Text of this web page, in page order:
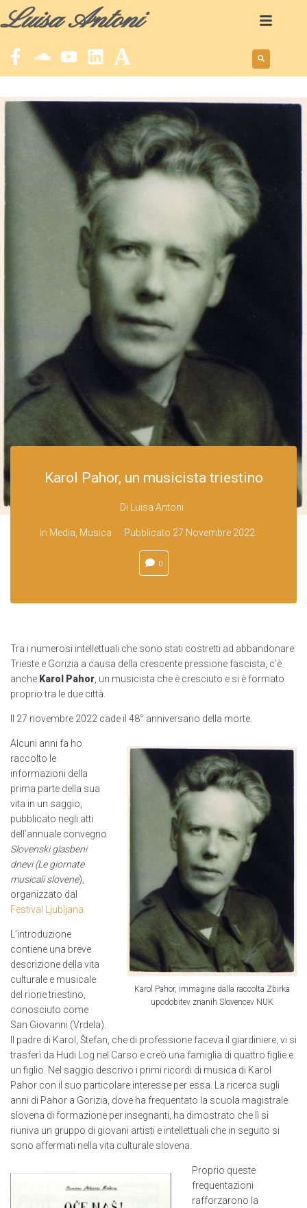
Luisa Antoni
Karol Pahor, un musicista triestino
Di Luisa Antoni
In Media Musica Pubblicato 27 Novembre 2022
0
Tra i numerosi intellettuali che sono stati costretti ad abbandonare
Trieste e Gorizia a causa della crescente pressione fascista, c’è
anche Karol Pahor , un musicista che è cresciuto e si è formato
proprio tra le due città.
Il 27 novembre 2022 cade il 48° anniversario della morte.
Karol Pahor, immagine dalla raccolta Zbirka
upodobitev znanih Slovencev NUK
Alcuni anni fa ho
raccolto le
informazioni della
prima parte della sua
vita in un saggio,
pubblicato negli atti
dell’annuale convegno
Slovenski glasbeni
dnevi(Le giornate
musicali slovene),
organizzato dal
Festival Ljubljana.
L’introduzione
contiene una breve
descrizione della vita
culturale e musicale
del rione triestino,
conosciuto come
San Giovanni (Vrdela).
Il padre di Karol, Štefan, che di professione faceva il giardiniere, vi si
trasferì da Hudi Log nel Carso e creò una famiglia di quattro figlie e
un figlio. Nel saggio descrivo i primi ricordi di musica di Karol
Pahor con il suo particolare interesse per essa. La ricerca sugli
anni di Pahor a Gorizia, dove ha frequentato la scuola magistrale
slovena di formazione per insegnanti, ha dimostrato che lì si
riuniva un gruppo di giovani artisti e intellettuali che in seguito si
sono affermati nella vita culturale slovena.
Proprio queste
frequentazioni
rafforzarono la